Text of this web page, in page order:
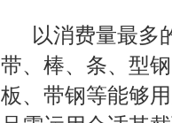
以消费量最多
带、棒、条、型
板、带钢等能够